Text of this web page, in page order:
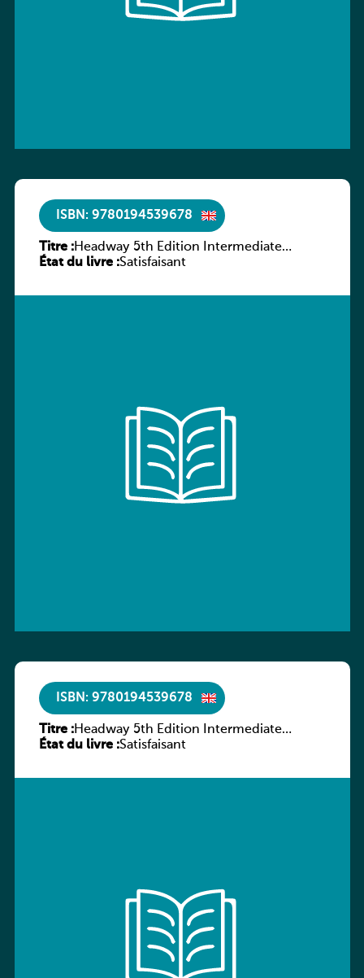
ISBN: 9780194539678
Titre :Headway 5th Edition Intermediate
Workbook without key
État du livre :Satisfaisant
ISBN: 9780194539678
Titre :Headway 5th Edition Intermediate
Workbook without key
État du livre :Satisfaisant